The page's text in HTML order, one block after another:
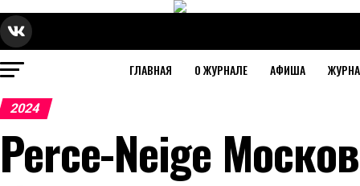
ГЛАВНАЯ О ЖУРНАЛЕ АФИША
2024
Perce-Neige